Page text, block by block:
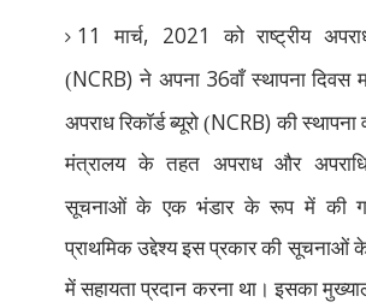
11 मार्च, 2021
को राष्ट्रीय
(NCRB)ने अपना 36वाँ स्थापना दिवस
अपराध रिकॉर्ड ब्यूरो (NCRB)की स्थापना
मंत्रालय के तहत अपराध और
सूचनाओं के एक भंडार के रूप में की
प्राथमिक उद्देश्य इस प्रकार की सूचनाओं
में सहायता प्रदान करना था। इसका